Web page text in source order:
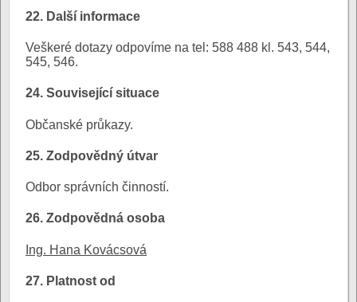
22. Další informace
Veškeré dotazy odpovíme na tel: 588 488 kl. 543, 544,
545, 546.
24. Související situace
Občanské průkazy.
25. Zodpovědný útvar
Odbor správních činností.
26. Zodpovědná osoba
Ing. Hana Kovácsová
27. Platnost od